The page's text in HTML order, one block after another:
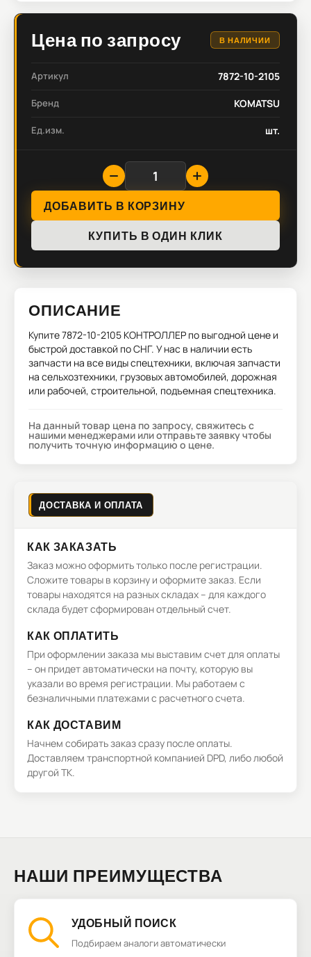
Цена по запросу В НАЛИЧИИ
Артикул 7872-10-2105
Бренд KOMATSU
Ед.изм. шт.
ДОБАВИТЬ В КОРЗИНУ
КУПИТЬ В ОДИН КЛИК
ОПИСАНИЕ
Купите7872-10-2105 КОНТРОЛЛЕР по выгодной цене и
быстрой доставкой по СНГ. У нас в наличии есть
запчасти на все виды спецтехники, включая запчасти
на сельхозтехники, грузовых автомобилей, дорожная
или рабочей, строительной, подъемная спецтехника.
На данный товар цена по запросу, свяжитесь с
нашими менеджерами или отправьте заявку чтобы
получить точную информацию о цене.
ДОСТАВКА И ОПЛАТА
КАК ЗАКАЗАТЬ
Заказ можно оформить только после регистрации.
Сложите товары в корзину и оформите заказ. Если
товары находятся на разных складах – для каждого
склада будет сформирован отдельный счет.
КАК ОПЛАТИТЬ
При оформлении заказа мы выставим счет для оплаты
– он придет автоматически на почту, которую вы
указали во время регистрации. Мы работаем с
безналичными платежами с расчетного счета.
КАК ДОСТАВИМ
Начнем собирать заказ сразу после оплаты.
Доставляем транспортной компанией DPD, либо любой
другой ТК.
НАШИ ПРЕИМУЩЕСТВА
УДОБНЫЙ ПОИСК
Подбираем аналоги автоматически